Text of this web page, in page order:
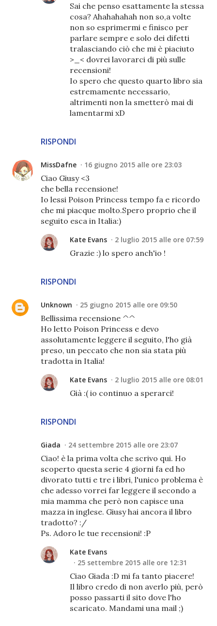
RISPONDI
Sai che penso esattamente la stessa
cosa? Ahahahahah non so,a volte
non so esprimermi e finisco per
parlare sempre e solo dei difetti
tralasciando ciò che mi è piaciuto
>_< dovrei lavorarci di più sulle
recensioni!
Io spero che questo quarto libro sia
estremamente necessario,
altrimenti non la smetterò mai di
lamentarmi xD
MissDafne 16 giugno 2015 alle ore 23:03
Ciao Giusy <3
che bella recensione!
Io lessi Poison Princess tempo fa e ricordo
che mi piacque molto.Spero proprio che il
seguito esca in Italia:)
RISPONDI
Kate Evans 2 luglio 2015 alle ore 07:59
Grazie :) lo spero anch'io !
Unknown 25 giugno 2015 alle ore 09:50
Bellissima recensione ^^
Ho letto Poison Princess e devo
assolutamente leggere il seguito, l'ho già
preso, un peccato che non sia stata più
tradotta in Italia!
RISPONDI
Kate Evans 2 luglio 2015 alle ore 08:01
Già :( io continuo a sperarci!
Giada 24 settembre 2015 alle ore 23:07
Ciao! è la prima volta che scrivo qui. Ho
scoperto questa serie 4 giorni fa ed ho
divorato tutti e tre i libri, l'unico problema è
che adesso vorrei far leggere il secondo a
mia mamma che però non capisce una
mazza in inglese. Giusy hai ancora il libro
tradotto? :/
Ps. Adoro le tue recensioni! :P
Kate Evans
25 settembre 2015 alle ore 12:31
Ciao Giada :D mi fa tanto piacere!
Il libro credo di non averlo più, però
posso passarti il sito dove l'ho
scaricato. Mandami una mail ;)